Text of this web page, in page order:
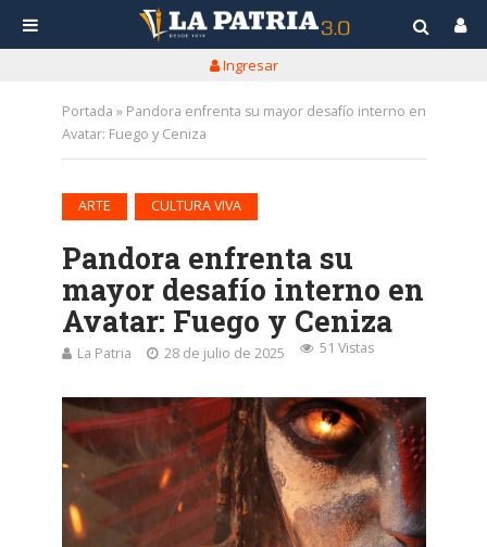
Ingresar
Portada » Pandora enfrenta su mayor desafío interno en
Avatar: Fuego y Ceniza
ARTE CULTURA VIVA
Pandora enfrenta su
mayor desafío interno en
Avatar: Fuego y Ceniza
La Patria 28 de julio de 2025 51 Vistas